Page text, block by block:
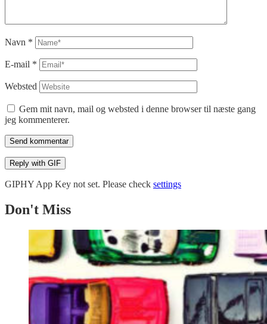
Navn *
E-mail *
Websted
Gem mit navn, mail og websted i denne browser til næste gang
jeg kommenterer.
Send kommentar
Reply with GIF
GIPHY App Key not set. Please check settings
Don't Miss